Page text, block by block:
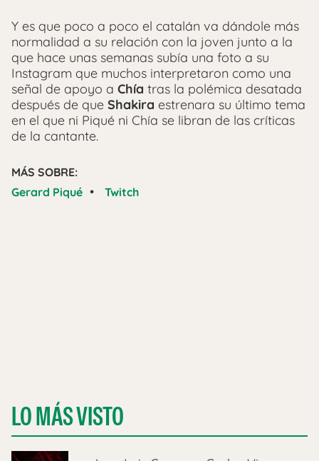
Y es que poco a poco el catalán va dándole más
normalidad a su relación con la joven junto a la
que hace unas semanas subía una foto a su
Instagram que muchos interpretaron como una
señal de apoyo a Chía tras la polémica desatada
después de que Shakira estrenara su último tema
en el que ni Piqué ni Chía se libran de las críticas
de la cantante.
MÁS SOBRE:
Gerard Piqué • Twitch
LO MÁS VISTO